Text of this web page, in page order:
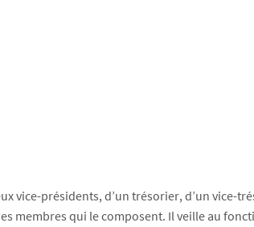
vice-présidents, d’un trésorier, d’un vice-
membres qui le composent. Il veille au